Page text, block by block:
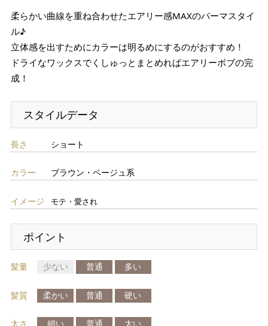
柔らかい曲線を重ね合わせたエアリー感MAXのパーマスタイ
ル♪
立体感を出すためにカラーは明るめにするのがおすすめ！
ドライなワックスでくしゅっとまとめればエアリーボブの完
成！
スタイルデータ
長さ ショート
カラー ブラウン・ベージュ系
イメージ モテ・愛され
ポイント
髪量 少ない 普通 多い
髪質 柔かい 普通 硬い
太さ 細い 普通 太い